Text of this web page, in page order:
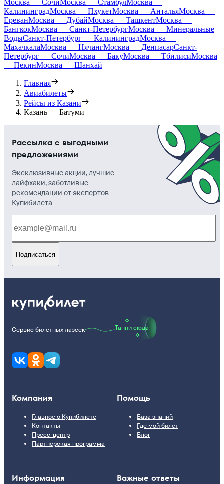
Москва — СочиМосква — СтамбулМосква —
КалининградМосква — ПхукетМосква — АнтальяМосква —
ЕреванМосква — ДубайМосква — ТашкентМосква —
БангкокМосква — Санкт-ПетербургМосква — Минеральные
ВодыСанкт-Петербург — КалининградМосква —
МахачкалаМосква — НячангМосква — ДенпасарСанкт-
Петербург — СочиМосква — БакуМосква — ТбилисиМосква
— ПекинМосква — Шанхай
Главная
Авиабилеты
Рейсы из Казани
Казань — Батуми
Рассылка с выгодными
предложениями
Эксклюзивные акции, лучшие
лайфхаки, заботливые
рекомендации от экспертов
Купибилета
Подписаться
Сервис билетных лазеек Тапни сюда
Компания
Главное о Купибилете
Контакты
Пресс-центр
Партнерская программа
Помощь
База знаний
Где мой билет
Блог
Информация Важные ответы